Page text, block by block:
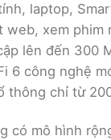
laptop,
web, xem phim
lên đến 300
6 công nghệ
thông chỉ từ
có mô hình